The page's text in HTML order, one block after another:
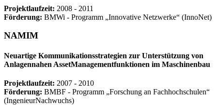
Projektlaufzeit: 2008 - 2011
Förderung: BMWi ‐ Programm „Innovative Netzwerke“ (InnoNet)
NAMIM
Neuartige Kommunikationsstrategien zur Unterstützung von
Anlagennahen AssetManagementfunktionen im Maschinenbau
Projektlaufzeit: 2007 - 2010
Förderung: BMBF ‐ Programm „Forschung an Fachhochschulen“
(IngenieurNachwuchs)